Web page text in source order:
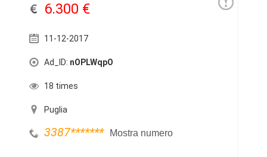
6.300 €
11-12-2017
Ad_ID: nOPLWqpO
18 times
Puglia
3387******* Mostra numero